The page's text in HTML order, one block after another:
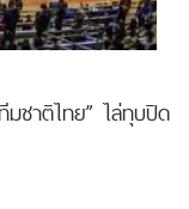
ชาติไทย” ไล่ทุบปิด